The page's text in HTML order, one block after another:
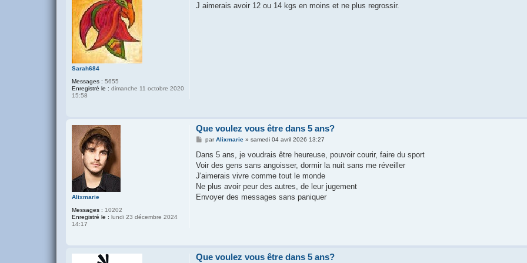
Sarah684
Messages : 5655
Enregistré le : dimanche 11 octobre 2020
15:58
s
J aimerais avoir 12 ou 14 kgs en moins et ne plus regrossir.
Alixmarie
Messages : 10202
Enregistré le : lundi 23 décembre 2024
14:17
Que voulez vous être dans 5 ans?
M
s
a
g
parAlixmarie» samedi 04 avril 2026 13:27
Dans 5 ans, je voudrais être heureuse, pouvoir courir, faire du sport
Voir des gens sans angoisser, dormir la nuit sans me réveiller
J'aimerais vivre comme tout le monde
Ne plus avoir peur des autres, de leur jugement
Envoyer des messages sans paniquer
Que voulez vous être dans 5 ans?